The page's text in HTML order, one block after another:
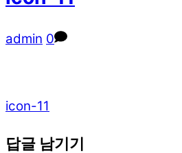
admin 0
icon-11
답글 남기기